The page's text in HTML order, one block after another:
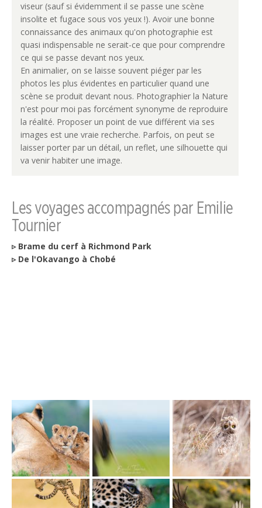
viseur (sauf si évidemment il se passe une scène
insolite et fugace sous vos yeux !). Avoir une bonne
connaissance des animaux qu'on photographie est
quasi indispensable ne serait-ce que pour comprendre
ce qui se passe devant nos yeux.
En animalier, on se laisse souvent piéger par les
photos les plus évidentes en particulier quand une
scène se produit devant nous. Photographier la Nature
n'est pour moi pas forcément synonyme de reproduire
la réalité. Proposer un point de vue différent via ses
images est une vraie recherche. Parfois, on peut se
laisser porter par un détail, un reflet, une silhouette qui
va venir habiter une image.
Les voyages accompagnés par Emilie
Tournier
▹ Brame du cerf à Richmond Park
▹ De l'Okavango à Chobé